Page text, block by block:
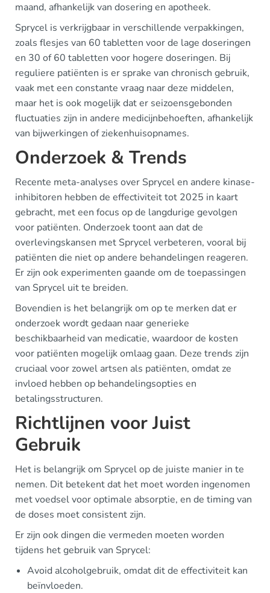
maand, afhankelijk van dosering en apotheek.
Sprycel is verkrijgbaar in verschillende verpakkingen,
zoals flesjes van 60 tabletten voor de lage doseringen
en 30 of 60 tabletten voor hogere doseringen. Bij
reguliere patiënten is er sprake van chronisch gebruik,
vaak met een constante vraag naar deze middelen,
maar het is ook mogelijk dat er seizoensgebonden
fluctuaties zijn in andere medicijnbehoeften, afhankelijk
van bijwerkingen of ziekenhuisopnames.
Onderzoek & Trends
Recente meta-analyses over Sprycel en andere kinase-
inhibitoren hebben de effectiviteit tot 2025 in kaart
gebracht, met een focus op de langdurige gevolgen
voor patiënten. Onderzoek toont aan dat de
overlevingskansen met Sprycel verbeteren, vooral bij
patiënten die niet op andere behandelingen reageren.
Er zijn ook experimenten gaande om de toepassingen
van Sprycel uit te breiden.
Bovendien is het belangrijk om op te merken dat er
onderzoek wordt gedaan naar generieke
beschikbaarheid van medicatie, waardoor de kosten
voor patiënten mogelijk omlaag gaan. Deze trends zijn
cruciaal voor zowel artsen als patiënten, omdat ze
invloed hebben op behandelingsopties en
betalingsstructuren.
Richtlijnen voor Juist
Gebruik
Het is belangrijk om Sprycel op de juiste manier in te
nemen. Dit betekent dat het moet worden ingenomen
met voedsel voor optimale absorptie, en de timing van
de doses moet consistent zijn.
Er zijn ook dingen die vermeden moeten worden
tijdens het gebruik van Sprycel:
Avoid alcoholgebruik, omdat dit de effectiviteit kan
beïnvloeden.